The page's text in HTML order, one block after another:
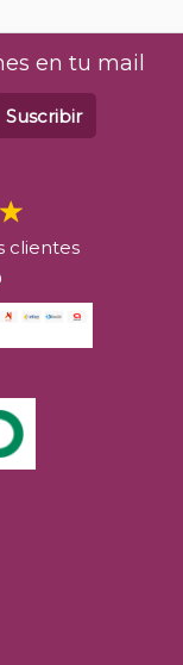
en tu mail
Suscribir
clientes